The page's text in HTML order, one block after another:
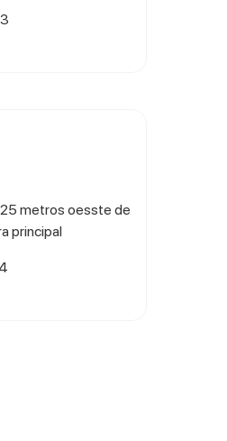
metros oesste de
principal